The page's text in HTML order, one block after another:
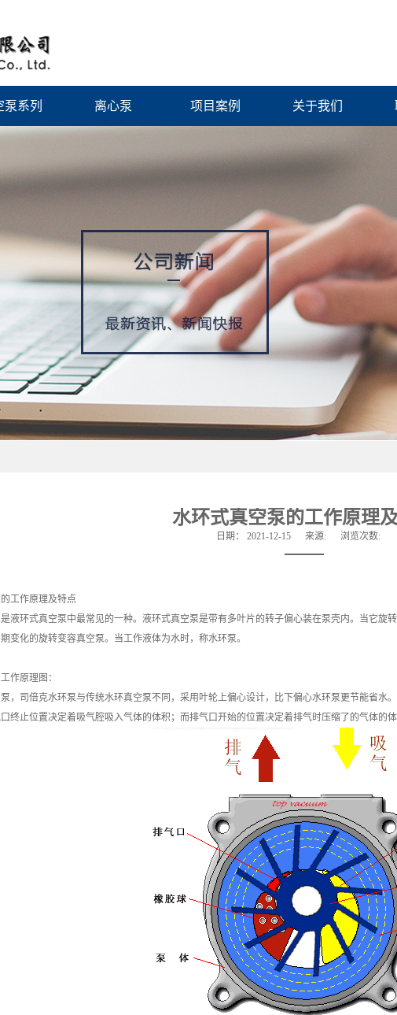
泵系列 离心泵 项目案例 关于我们
水环式真空泵的工作原理
日期： 2021-12-15 来源: 浏览次数:
工作原理及特点
液环式真空泵中最常见的一种。液环式真空泵是带有多叶片的转子偏心装在泵壳内。当它旋
变化的旋转变容真空泵。当工作液体为水时，称水环泵。
作原理图：
，司倍克水环泵与传统水环真空泵不同，采用叶轮上偏心设计，比下偏心水环泵更节能省水
终止位置决定着吸气腔吸入气体的体积；而排气口开始的位置决定着排气时压缩了的气体的